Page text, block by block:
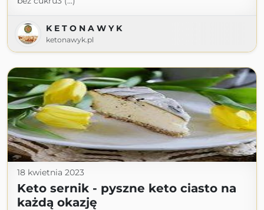
K E T O N A W Y K
ketonawyk.pl
18 kwietnia 2023
Keto sernik - pyszne keto ciasto na
każdą okazję